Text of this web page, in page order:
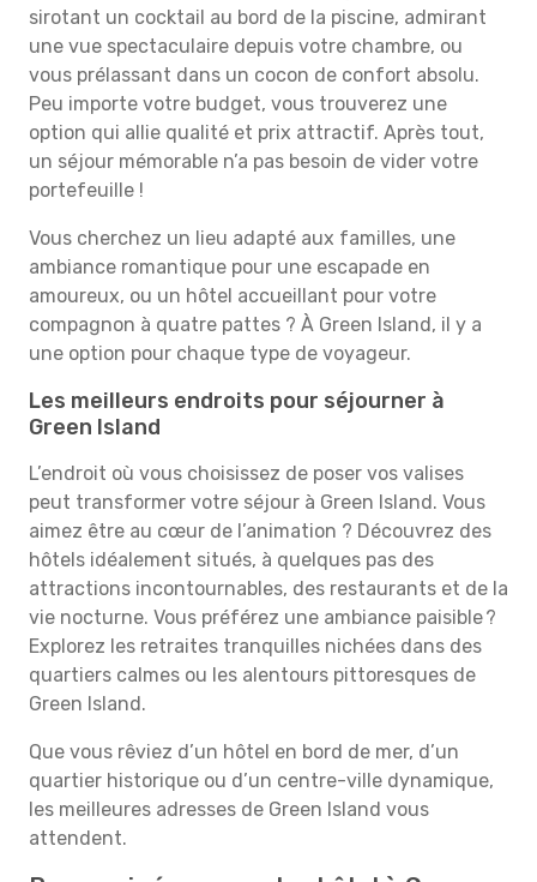
sirotant un cocktail au bord de la piscine, admirant
une vue spectaculaire depuis votre chambre, ou
vous prélassant dans un cocon de confort absolu.
Peu importe votre budget, vous trouverez une
option qui allie qualité et prix attractif. Après tout,
un séjour mémorable n’a pas besoin de vider votre
portefeuille !
Vous cherchez un lieu adapté aux familles, une
ambiance romantique pour une escapade en
amoureux, ou un hôtel accueillant pour votre
compagnon à quatre pattes ? À Green Island, il y a
une option pour chaque type de voyageur.
Les meilleurs endroits pour séjourner à
Green Island
L’endroit où vous choisissez de poser vos valises
peut transformer votre séjour à Green Island. Vous
aimez être au cœur de l’animation ? Découvrez des
hôtels idéalement situés, à quelques pas des
attractions incontournables, des restaurants et de la
vie nocturne. Vous préférez une ambiance paisible ?
Explorez les retraites tranquilles nichées dans des
quartiers calmes ou les alentours pittoresques de
Green Island.
Que vous rêviez d’un hôtel en bord de mer, d’un
quartier historique ou d’un centre-ville dynamique,
les meilleures adresses de Green Island vous
attendent.